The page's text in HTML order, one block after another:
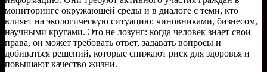
мониторинге окружающей среды и в диалоге с теми, кто
влияет на экологическую ситуацию: чиновниками, бизнесом,
научными кругами. Это не лозунг: когда человек знает свои
права, он может требовать ответ, задавать вопросы и
добиваться решений, которые снижают риск для здоровья и
повышают качество жизни.